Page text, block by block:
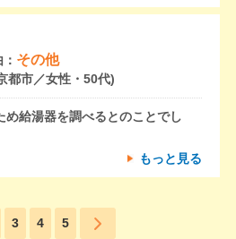
その他
都市／女性・50代)
め給湯器を調べるとのことでし
もっと見る
3 4 5